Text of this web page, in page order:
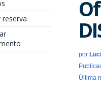
reserva
por
Última